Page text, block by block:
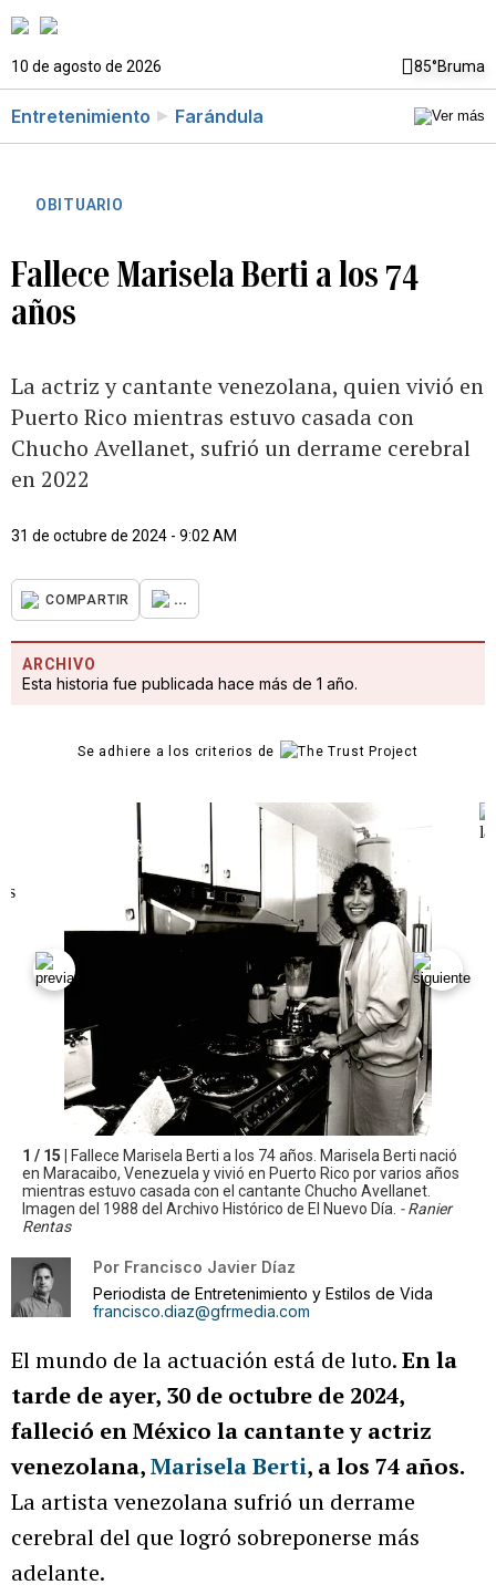
10 de agosto de 2026 85°Bruma
Entretenimiento Farándula
OBITUARIO
Fallece Marisela Berti a los 74
años
La actriz y cantante venezolana, quien vivió en
Puerto Rico mientras estuvo casada con
Chucho Avellanet, sufrió un derrame cerebral
en 2022
31 de octubre de 2024 - 9:02 AM
COMPARTIR ...
ARCHIVO
Esta historia fue publicada hace más de 1 año.
Se adhiere a los criterios de
1 / 15 |
Fallece Marisela Berti a los 74 años. Marisela Berti nació
en Maracaibo, Venezuela y vivió en Puerto Rico por varios años
mientras estuvo casada con el cantante Chucho Avellanet.
Imagen del 1988 del Archivo Histórico de El Nuevo Día. - Ranier
Rentas
Por Francisco Javier Díaz
Periodista de Entretenimiento y Estilos de Vida
francisco.diaz@gfrmedia.com
El mundo de la actuación está de luto.En la
tarde de ayer, 30 de octubre de 2024,
falleció en México la cantante y actriz
venezolana,Marisela Berti, a los 74 años.
La artista venezolana sufrió un derrame
cerebral del que logró sobreponerse más
adelante.